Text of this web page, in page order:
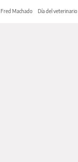
Fred Machado Día del veterinario